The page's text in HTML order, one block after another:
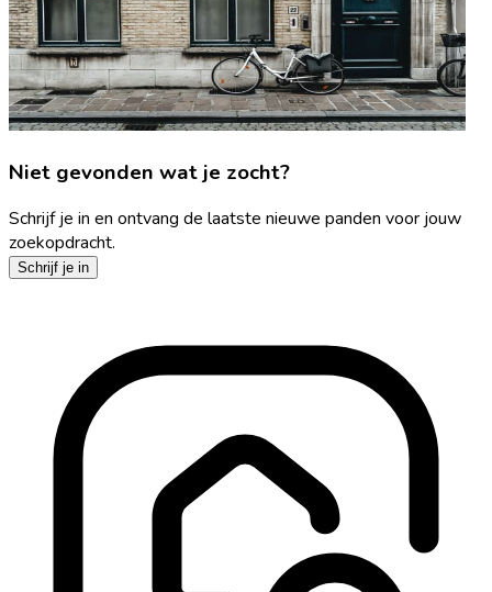
Niet gevonden wat je zocht?
Schrijf je in en ontvang de laatste nieuwe panden voor jouw
zoekopdracht.
Schrijf je in